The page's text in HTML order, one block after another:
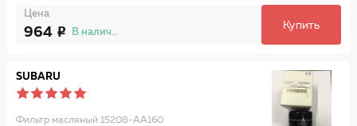
Цена
964 В наличии
Купить
SUBARU
Фильтр масляный 15208-AA160